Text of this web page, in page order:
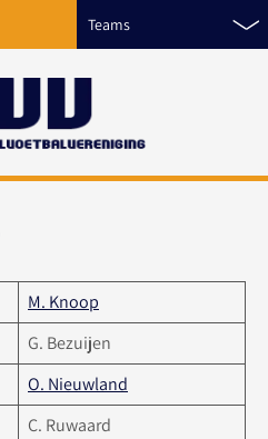
Teams
M. Knoop
G. Bezuijen
O. Nieuwland
C. Ruwaard